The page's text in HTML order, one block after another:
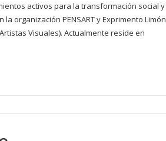
activos para la transformación social y
organización PENSART y Exprimento Limón
Visuales). Actualmente reside en